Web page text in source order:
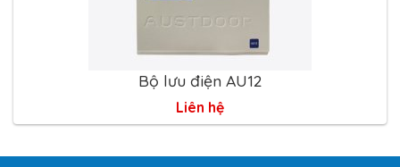
Bộ lưu điện AU12
Liên hệ